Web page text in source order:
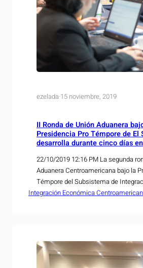
ezelada·15 noviembre, 2019
II Ronda de Unión Aduanera
Presidencia Pro Témpore de El
desarrolla durante cinco días
22/10/2019 12:16 PM La segunda
Aduanera Centroamericana bajo la
Témpore del Subsistema de
que ejerce nuestro país durante el
Integración Económica